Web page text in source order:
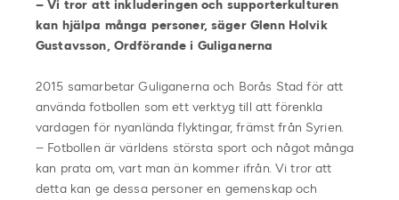
– Vi tror att inkluderingen och supporterkulturen
kan hjälpa många personer, säger Glenn Holvik
Gustavsson, Ordförande i Guliganerna
2015 samarbetar Guliganerna och Borås Stad för att
använda fotbollen som ett verktyg till att förenkla
vardagen för nyanlända flyktingar, främst från Syrien.
– Fotbollen är världens största sport och något många
kan prata om, vart man än kommer ifrån. Vi tror att
detta kan ge dessa personer en gemenskap och